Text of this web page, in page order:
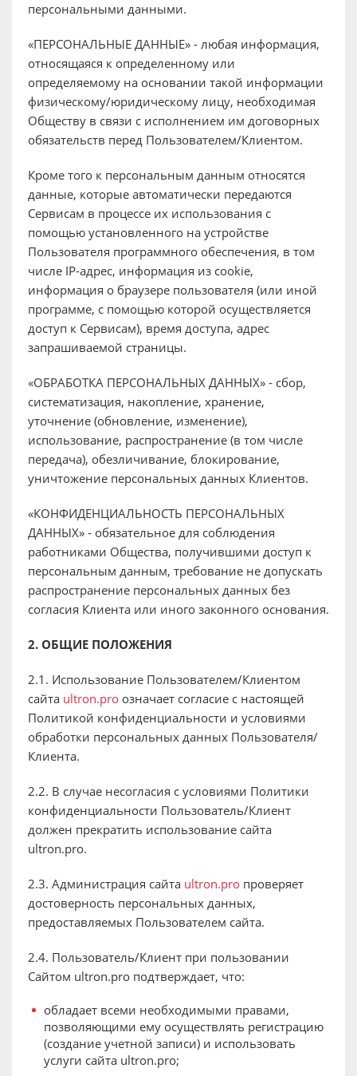
персональными данными.
«ПЕРСОНАЛЬНЫЕ ДАННЫЕ» - любая информация,
относящаяся к определенному или
определяемому на основании такой информации
физическому/юридическому лицу, необходимая
Обществу в связи с исполнением им договорных
обязательств перед Пользователем/Клиентом.
Кроме того к персональным данным относятся
данные, которые автоматически передаются
Сервисам в процессе их использования с
помощью установленного на устройстве
Пользователя программного обеспечения, в том
числе IP-адрес, информация из cookie,
информация о браузере пользователя (или иной
программе, с помощью которой осуществляется
доступ к Сервисам), время доступа, адрес
запрашиваемой страницы.
«ОБРАБОТКА ПЕРСОНАЛЬНЫХ ДАННЫХ» - сбор,
систематизация, накопление, хранение,
уточнение (обновление, изменение),
использование, распространение (в том числе
передача), обезличивание, блокирование,
уничтожение персональных данных Клиентов.
«КОНФИДЕНЦИАЛЬНОСТЬ ПЕРСОНАЛЬНЫХ
ДАННЫХ» - обязательное для соблюдения
работниками Общества, получившими доступ к
персональным данным, требование не допускать
распространение персональных данных без
согласия Клиента или иного законного основания.
2. ОБЩИЕ ПОЛОЖЕНИЯ
2.1. Использование Пользователем/Клиентом
сайта ultron.pro означает согласие с настоящей
Политикой конфиденциальности и условиями
обработки персональных данных Пользователя/
Клиента.
2.2. В случае несогласия с условиями Политики
конфиденциальности Пользователь/Клиент
должен прекратить использование сайта
ultron.pro.
2.3. Администрация сайта ultron.pro проверяет
достоверность персональных данных,
предоставляемых Пользователем сайта.
2.4. Пользователь/Клиент при пользовании
Сайтом ultron.pro подтверждает, что:
обладает всеми необходимыми правами,
позволяющими ему осуществлять регистрацию
(создание учетной записи) и использовать
услуги сайта ultron.pro;